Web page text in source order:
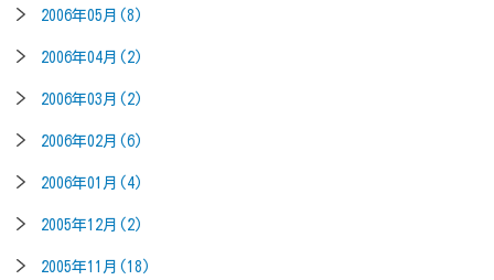
2006年05月(8)
2006年04月(2)
2006年03月(2)
2006年02月(6)
2006年01月(4)
2005年12月(2)
2005年11月(18)